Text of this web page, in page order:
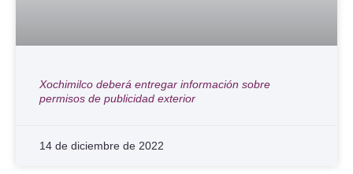
Xochimilco deberá entregar información sobre
permisos de publicidad exterior
14 de diciembre de 2022